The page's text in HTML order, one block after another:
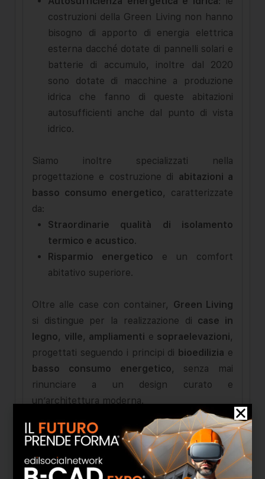
costruzioni della Green Living non hanno
bisogno di apporto di energia elettrica
esterna dacché dotate di pannelli solari e
batterie di accumulo, inoltre dal 2020
sono dotate di macchine a produzione
idrica che fanno di queste abitazioni
autosufficienti anche dal punto di vista
idrico.
Siamo inoltre specializzati nella
progettazione e costruzione di abitazioni a
basso consumo energetico, caratterizzate
da:
Straordinarie qualità di isolamento
termico e acustico.
Risparmio energetico e un comfort
abitativo superiore.
Oltre alle case con container, Green Living
si distingue per la realizzazione di case in
legno, ville, ampliamenti e sopraelevazioni,
progettati seguendo i principi di bioedilizia e
basso consumo energetico, senza mai
rinunciare a un design curato e
un’architettura moderna.
La Green Living promuove un modello edilizio
responsabile, focalizzato sull’innovazione e
sulla sostenibilità, affrontando le sfide
ambientali e migliorando l’efficienza